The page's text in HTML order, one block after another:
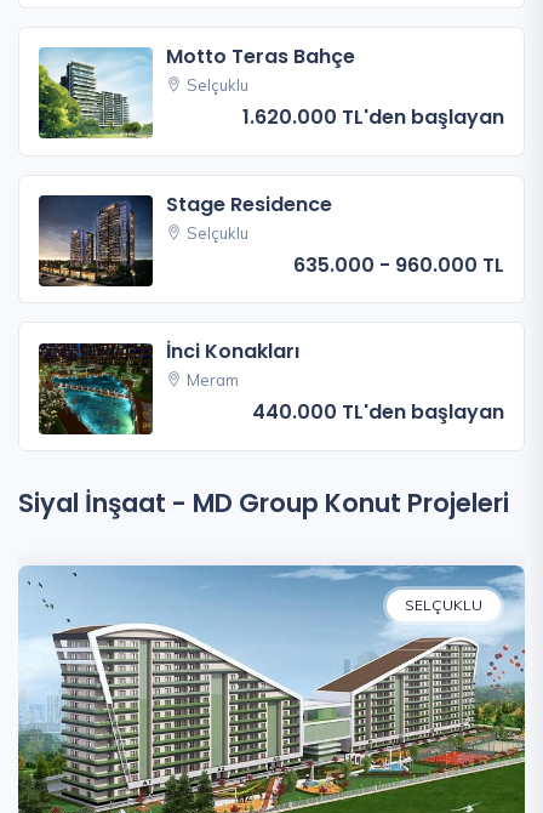
Motto Teras Bahçe
Selçuklu
1.620.000 TL'den başlayan
Stage Residence
Selçuklu
635.000 - 960.000 TL
İnci Konakları
Meram
440.000 TL'den başlayan
Siyal İnşaat - MD Group Konut Projeleri
SELÇUKLU